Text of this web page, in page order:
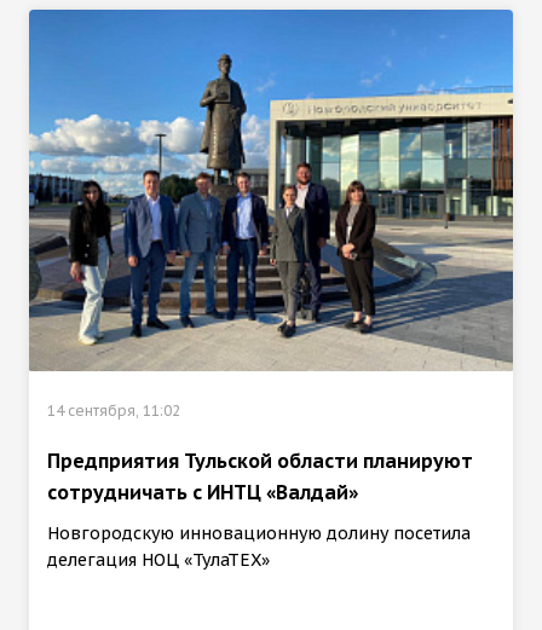
14 сентября, 11:02
Предприятия Тульской области планируют
сотрудничать с ИНТЦ «Валдай»
Новгородскую инновационную долину посетила
делегация НОЦ «ТулаТЕХ»